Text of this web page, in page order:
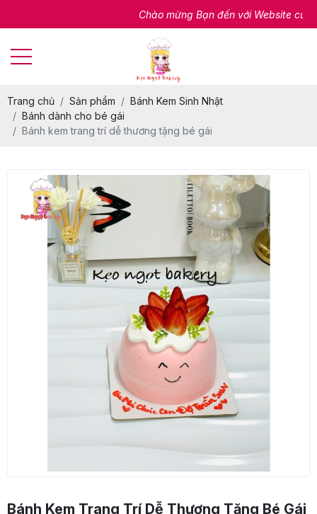
Chào mừng Bạn đến với Website của
Trang chủ Sản phẩm
Bánh Kem Sinh Nhật
Bánh dành cho bé gái
Bánh kem trang trí dễ thương tặng bé gái
Bánh Kem Trang Trí Dễ Thương Tặng Bé Gái